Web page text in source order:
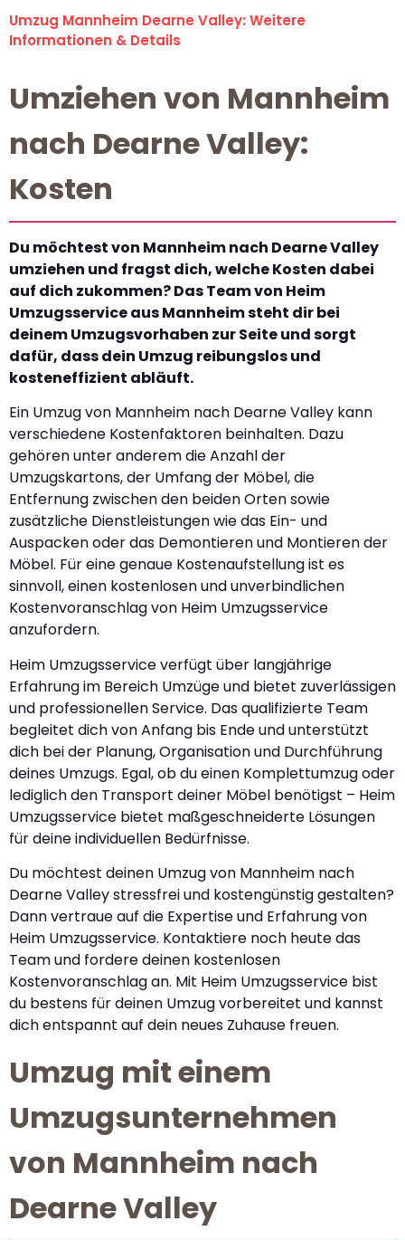
Umzug Mannheim Dearne Valley: Weitere
Informationen & Details
Umziehen von Mannheim
nach Dearne Valley:
Kosten
Du möchtest von Mannheim nach Dearne Valley
umziehen und fragst dich, welche Kosten dabei
auf dich zukommen? Das Team von Heim
Umzugsservice aus Mannheim steht dir bei
deinem Umzugsvorhaben zur Seite und sorgt
dafür, dass dein Umzug reibungslos und
kosteneffizient abläuft.
Ein Umzug von Mannheim nach Dearne Valley kann
verschiedene Kostenfaktoren beinhalten. Dazu
gehören unter anderem die Anzahl der
Umzugskartons, der Umfang der Möbel, die
Entfernung zwischen den beiden Orten sowie
zusätzliche Dienstleistungen wie das Ein- und
Auspacken oder das Demontieren und Montieren der
Möbel. Für eine genaue Kostenaufstellung ist es
sinnvoll, einen kostenlosen und unverbindlichen
Kostenvoranschlag von Heim Umzugsservice
anzufordern.
Heim Umzugsservice verfügt über langjährige
Erfahrung im Bereich Umzüge und bietet zuverlässigen
und professionellen Service. Das qualifizierte Team
begleitet dich von Anfang bis Ende und unterstützt
dich bei der Planung, Organisation und Durchführung
deines Umzugs. Egal, ob du einen Komplettumzug oder
lediglich den Transport deiner Möbel benötigst – Heim
Umzugsservice bietet maßgeschneiderte Lösungen
für deine individuellen Bedürfnisse.
Du möchtest deinen Umzug von Mannheim nach
Dearne Valley stressfrei und kostengünstig gestalten?
Dann vertraue auf die Expertise und Erfahrung von
Heim Umzugsservice. Kontaktiere noch heute das
Team und fordere deinen kostenlosen
Kostenvoranschlag an. Mit Heim Umzugsservice bist
du bestens für deinen Umzug vorbereitet und kannst
dich entspannt auf dein neues Zuhause freuen.
Umzug mit einem
Umzugsunternehmen
von Mannheim nach
Dearne Valley